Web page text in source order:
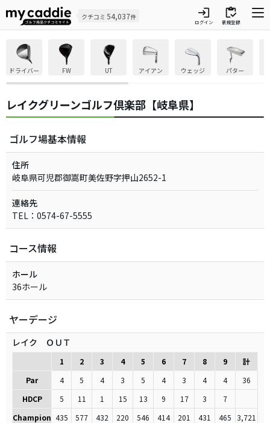
クチコミ 54,037件 login
ログイン
inventory
新規登録
ドライバー FW UT アイアン ウェッジ パター
レイクグリーンゴルフ倶楽部【岐阜県】
ゴルフ場基本情報
住所
岐阜県可児郡御嵩町美佐野字押山2652-1
連絡先
TEL：0574-67-5555
コース情報
ホール
36ホール
ヤーデージ
レイク ＯＵＴ
1 2 3 4 5 6 7 8 9
計
Par
4 5 4 3 5 4 3 4 4
36
HDCP
5 11 1 15 13 9 17 3
7
Champion 435 577 432 220 546 414 201 431 465 3,721